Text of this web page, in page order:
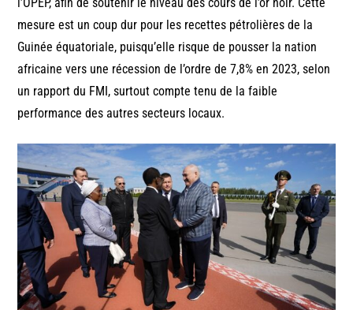
mesure est un coup dur pour les recettes pétrolières de la
Guinée équatoriale, puisqu’elle risque de pousser la nation
africaine vers une récession de l’ordre de 7,8% en 2023, selon
un rapport du FMI, surtout compte tenu de la faible
performance des autres secteurs locaux.